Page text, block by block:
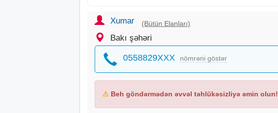
Xumar (Bütün Elanları)
Bakı şəhəri
0558829XXX nömrəni göstər
⚠ Beh göndərmədən əvvəl təhlükəsizliyə əmin olun!